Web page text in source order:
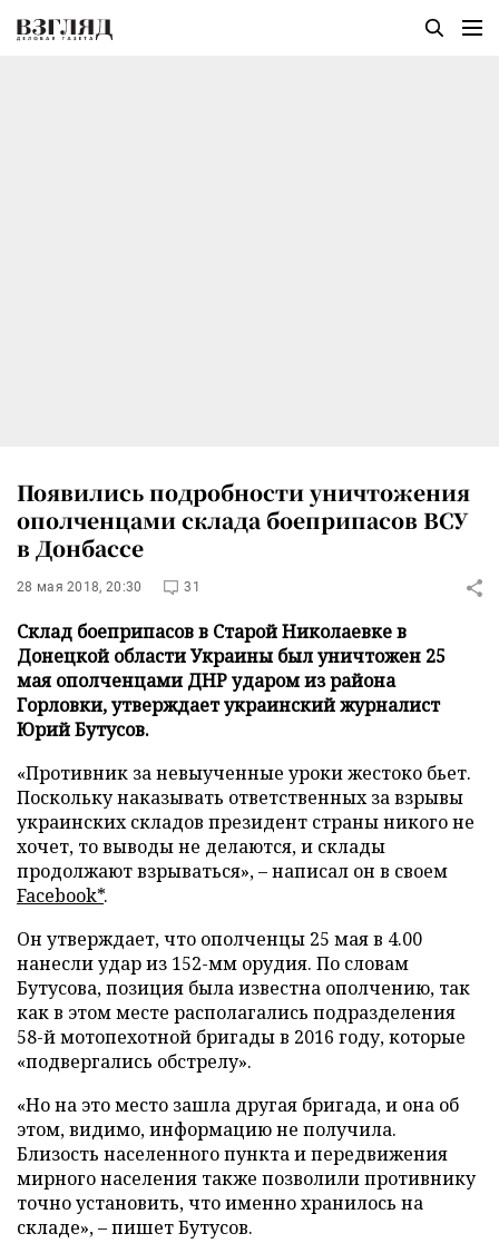
Появились подробности уничтожения
ополченцами склада боеприпасов ВСУ
в Донбассе
28 мая 2018, 20:30 31
Склад боеприпасов в Старой Николаевке в
Донецкой области Украины был уничтожен 25
мая ополченцами ДНР ударом из района
Горловки, утверждает украинский журналист
Юрий Бутусов.
«Противник за невыученные уроки жестоко бьет.
Поскольку наказывать ответственных за взрывы
украинских складов президент страны никого не
хочет, то выводы не делаются, и склады
продолжают взрываться», – написал он в своем
Facebook*.
Он утверждает, что ополченцы 25 мая в 4.00
нанесли удар из 152-мм орудия. По словам
Бутусова, позиция была известна ополчению, так
как в этом месте располагались подразделения
58-й мотопехотной бригады в 2016 году, которые
«подвергались обстрелу».
«Но на это место зашла другая бригада, и она об
этом, видимо, информацию не получила.
Близость населенного пункта и передвижения
мирного населения также позволили противнику
точно установить, что именно хранилось на
складе», – пишет Бутусов.